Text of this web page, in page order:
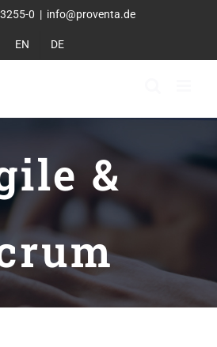
0 | info@proventa.de
EN DE
&